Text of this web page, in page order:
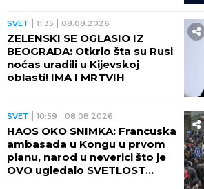
SVET 11:35 08.08.2026
ZELENSKI SE OGLASIO IZ
BEOGRADA: Otkrio šta su Rusi
noćas uradili u Kijevskoj
oblasti! IMA I MRTVIH
SVET 10:59 08.08.2026
HAOS OKO SNIMKA: Francuska
ambasada u Kongu u prvom
planu, narod u neverici što je
OVO ugledalo SVETLOST